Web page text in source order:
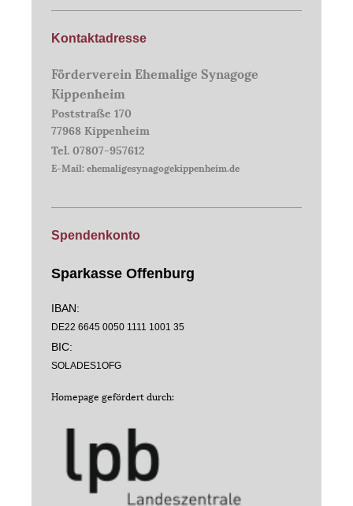
Kontaktadresse
Förderverein Ehemalige Synagoge
Kippenheim
Poststraße 170
77968 Kippenheim
Tel. 07807-957612
E-Mail: ehemaligesynagogekippenheim.de
Spendenkonto
Sparkasse Offenburg
IBAN:
DE22 6645 0050 1111 1001 35
BIC:
SOLADES1OFG
Homepage gefördert durch: